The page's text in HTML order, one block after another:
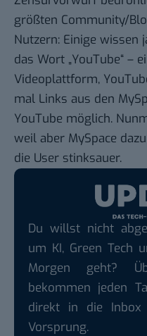
größten Community/
Nutzern: Einige wissen
das Wort „YouTube“ –
Videoplattform,
mal Links aus den
YouTube möglich.
weil aber MySpace
die User stinksauer.
Du willst nicht
um KI, Green Tech
Morgen geht?
bekommen jeden
direkt in die
Vorsprung.